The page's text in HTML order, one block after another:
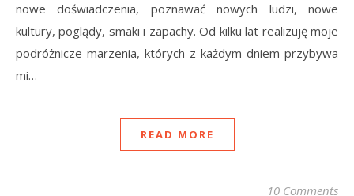
nowe doświadczenia, poznawać nowych ludzi, nowe
kultury, poglądy, smaki i zapachy. Od kilku lat realizuję moje
podróżnicze marzenia, których z każdym dniem przybywa
mi…
READ MORE
10 Comments